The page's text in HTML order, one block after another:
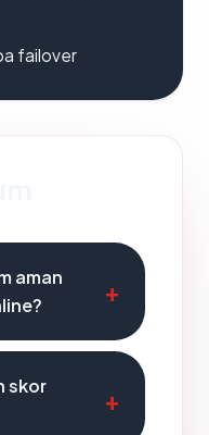
failover
aman
skor